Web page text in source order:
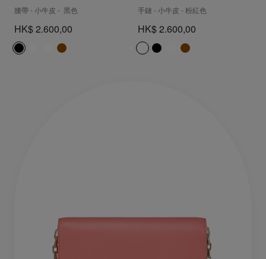
腰帶 - 小牛皮 - 黑色
HK$ 2.600,00
手鏈 - 小牛皮 - 粉紅色
HK$ 2.600,00